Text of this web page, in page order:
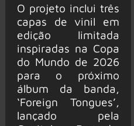
O projeto inclui três
capas de vinil em
edição limitada
inspiradas na Copa
do Mundo de 2026
para o próximo
álbum da banda,
‘Foreign Tongues’,
lançado pela